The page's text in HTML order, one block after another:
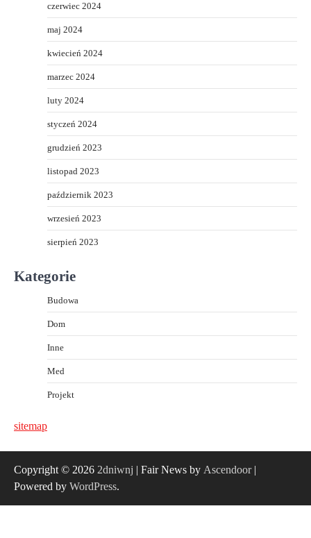
czerwiec 2024
maj 2024
kwiecień 2024
marzec 2024
luty 2024
styczeń 2024
grudzień 2023
listopad 2023
październik 2023
wrzesień 2023
sierpień 2023
Kategorie
Budowa
Dom
Inne
Med
Projekt
sitemap
Copyright © 2026 2dniwnj | Fair News by Ascendoor|
Powered by WordPress.